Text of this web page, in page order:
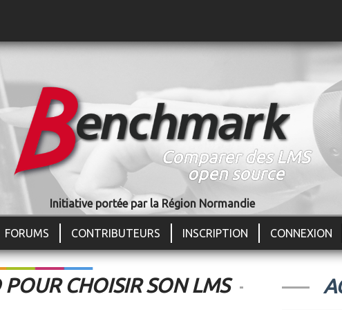
Comparer des LMS
open source
Initiative portée par la Région Normandie
FORUMS CONTRIBUTEURS INSCRIPTION CONNEXION
CHOISIR SON LMS